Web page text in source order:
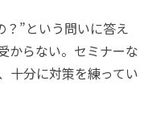
”という問いに答え
からない。セミナーな
十分に対策を練ってい